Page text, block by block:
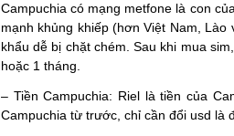
Campuchia có mạng metfone là con
mạnh khủng khiếp (hơn Việt Nam,
khẩu dễ bị chặt chém. Sau khi mua
hoặc 1 tháng.
– Tiền Campuchia: Riel là tiền của
Campuchia từ trước, chỉ cần đổi usd là